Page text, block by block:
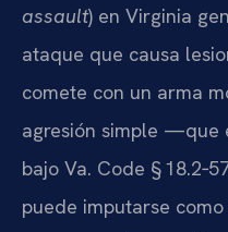
assault) en Virginia
ataque que causa
comete con un arma
agresión simple —que
bajo Va. Code §
puede imputarse